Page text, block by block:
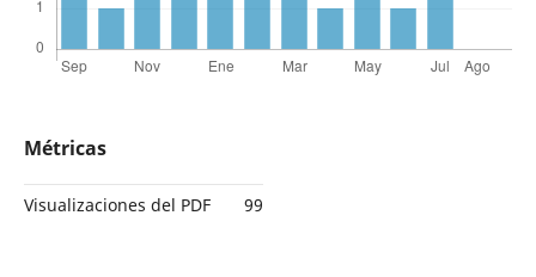
Métricas
Visualizaciones del PDF 99